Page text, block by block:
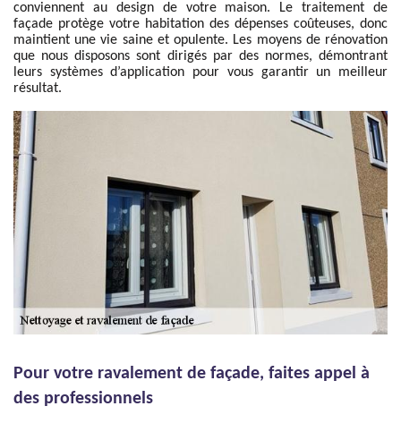
conviennent au design de votre maison. Le traitement de
façade protège votre habitation des dépenses coûteuses, donc
maintient une vie saine et opulente. Les moyens de rénovation
que nous disposons sont dirigés par des normes, démontrant
leurs systèmes d’application pour vous garantir un meilleur
résultat.
Pour votre ravalement de façade, faites appel à
des professionnels